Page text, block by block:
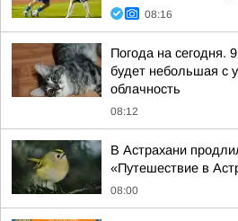
08:16
Погода на сегодня.
будет небольшая с
облачность
08:12
В Астрахани
«Путешествие в
08:00